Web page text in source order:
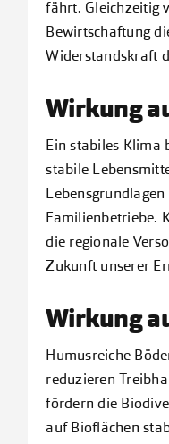
fährt. Gleichzeitig
Bewirtschaftung
Widerstandskraft
Wirkung
Ein stabiles Klima
stabile
Familienbetriebe.
die regionale
Zukunft unserer
Wirkung
Humusreiche
reduzieren
fördern die
auf Bioflächen